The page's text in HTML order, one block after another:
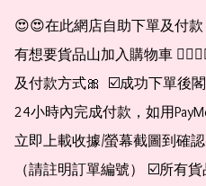
😍😍在此網店自助下單及付款
有想要貨品山加入購物車
及付款方式🎀  ☑️成功下單後
24小時內完成付款，如用
立即上載收據/螢幕截圖到確
（請註明訂單編號） ☑️所有